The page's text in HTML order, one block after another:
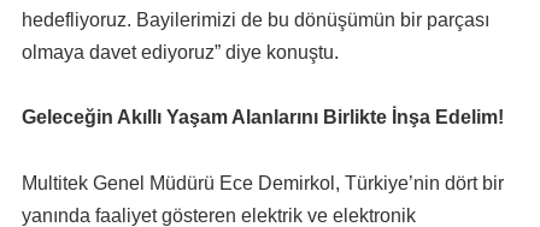
hedefliyoruz. Bayilerimizi de bu dönüşümün bir parçası
olmaya davet ediyoruz” diye konuştu.
Geleceğin Akıllı Yaşam Alanlarını Birlikte İnşa Edelim!
Multitek Genel Müdürü Ece Demirkol, Türkiye’nin dört bir
yanında faaliyet gösteren elektrik ve elektronik